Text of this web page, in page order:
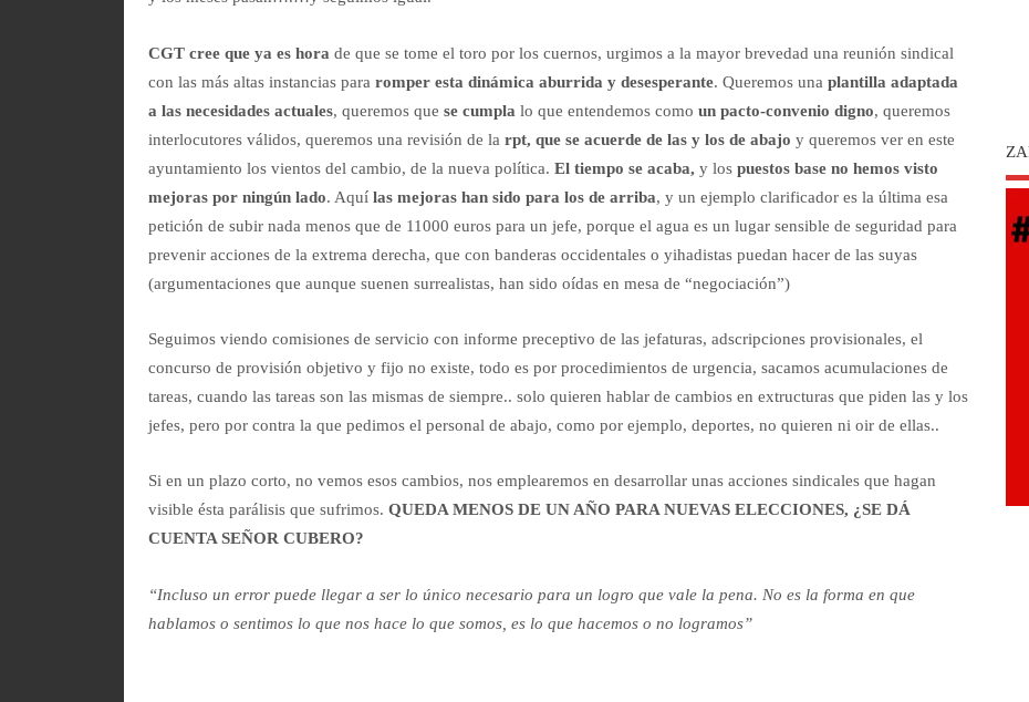
CGT cree que ya es hora de que se tome el toro por los cuernos, urgimos a la mayor brevedad una reunión sindical
con las más altas instancias para romper esta dinámica aburrida y desesperante. Queremos unaplantilla adaptada
a las necesidades actuales, queremos quese cumpla lo que entendemos comoun pacto-convenio digno, queremos
interlocutores válidos, queremos una revisión de la rpt, que se acuerde de las y los de abajo y queremos ver en este
ayuntamiento los vientos del cambio, de la nueva política.El tiempo se acaba, y lospuestos base no hemos visto
mejoras por ningún lado. Aquílas mejoras han sido para los de arriba, y un ejemplo clarificador es la última esa
petición de subir nada menos que de 11000 euros para un jefe, porque el agua es un lugar sensible de seguridad para
prevenir acciones de la extrema derecha, que con banderas occidentales o yihadistas puedan hacer de las suyas
(argumentaciones que aunque suenen surrealistas, han sido oídas en mesa de “negociación”)
Seguimos viendo comisiones de servicio con informe preceptivo de las jefaturas, adscripciones provisionales, el
concurso de provisión objetivo y fijo no existe, todo es por procedimientos de urgencia, sacamos acumulaciones de
tareas, cuando las tareas son las mismas de siempre.. solo quieren hablar de cambios en extructuras que piden las y los
jefes, pero por contra la que pedimos el personal de abajo, como por ejemplo, deportes, no quieren ni oir de ellas..
Si en un plazo corto, no vemos esos cambios, nos emplearemos en desarrollar unas acciones sindicales que hagan
visible ésta parálisis que sufrimos.QUEDA MENOS DE UN AÑO PARA NUEVAS ELECCIONES, ¿SE DÁ
CUENTA SEÑOR CUBERO?
“Incluso un error puede llegar a ser lo único necesario para un logro que vale la pena. No es la forma en que
hablamos o sentimos lo que nos hace lo que somos, es lo que hacemos o no logramos”